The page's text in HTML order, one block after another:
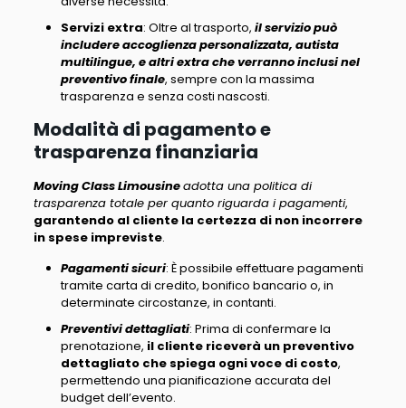
Servizi extra: Oltre al trasporto, il servizio può
includere accoglienza personalizzata, autista
multilingue, e altri extra che verranno inclusi nel
preventivo finale, sempre con la massima
trasparenza e senza costi nascosti.
Modalità di pagamento e
trasparenza finanziaria
Moving Class Limousineadotta una politica di
trasparenza totale per quanto riguarda i pagamenti,
garantendo al cliente la certezza di non incorrere
in spese impreviste.
Pagamenti sicuri: È possibile effettuare pagamenti
tramite carta di credito, bonifico bancario o, in
determinate circostanze, in contanti.
Preventivi dettagliati: Prima di confermare la
prenotazione, il cliente riceverà un preventivo
dettagliato che spiega ogni voce di costo,
permettendo una pianificazione accurata del
budget dell’evento.